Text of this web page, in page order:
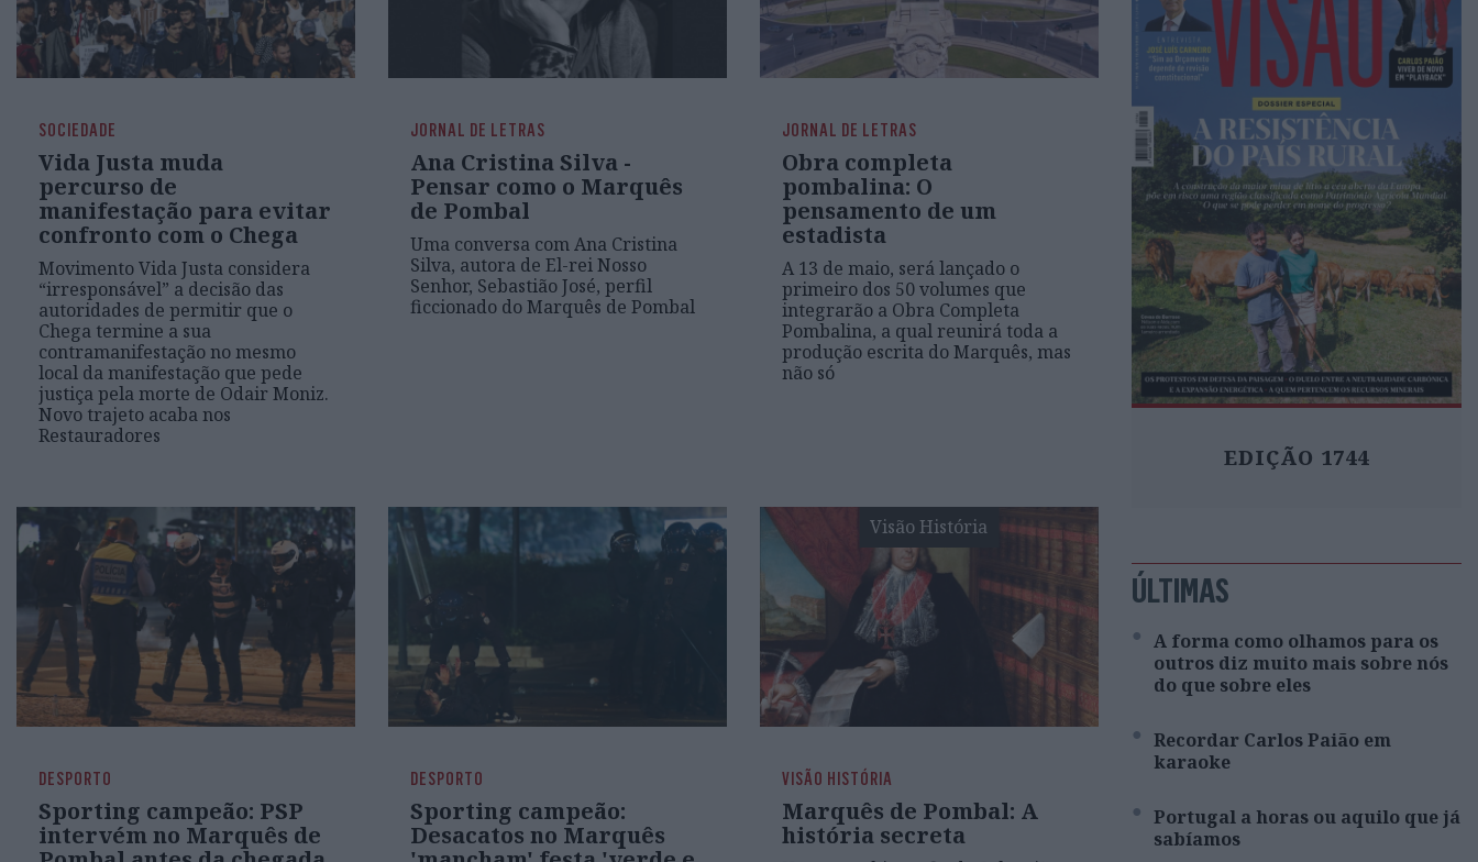
SOCIEDADE
Vida Justa muda
percurso de
manifestação para evitar
confronto com o Chega
Movimento Vida Justa considera
“irresponsável” a decisão das
autoridades de permitir que o
Chega termine a sua
contramanifestação no mesmo
local da manifestação que pede
justiça pela morte de Odair Moniz.
Novo trajeto acaba nos
Restauradores
JORNAL DE LETRAS
Ana Cristina Silva -
Pensar como o Marquês
de Pombal
Uma conversa com Ana Cristina
Silva, autora de El-rei Nosso
Senhor, Sebastião José, perfil
ficcionado do Marquês de Pombal
JORNAL DE LETRAS
Obra completa
pombalina: O
pensamento de um
estadista
A 13 de maio, será lançado o
primeiro dos 50 volumes que
integrarão a Obra Completa
Pombalina, a qual reunirá toda a
produção escrita do Marquês, mas
não só
DESPORTO
Sporting campeão: PSP
intervém no Marquês de
DESPORTO
Sporting campeão:
Desacatos no Marquês
Visão História
VISÃO HISTÓRIA
Marquês de Pombal: A
história secreta
EDIÇÃO 1744
ÚLTIMAS
A forma como olhamos para os
outros diz muito mais sobre nós
do que sobre eles
Recordar Carlos Paião em
karaoke
Portugal a horas ou aquilo que já
sabíamos